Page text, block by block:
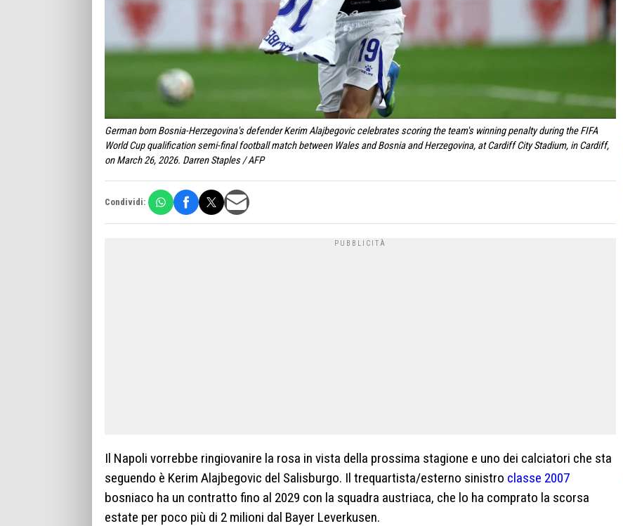
German born Bosnia-Herzegovina's defender Kerim Alajbegovic celebrates scoring the team's winning penalty during the FIFA
World Cup qualification semi-final football match between Wales and Bosnia and Herzegovina, at Cardiff City Stadium, in Cardiff,
on March 26, 2026. Darren Staples / AFP
Condividi:
Il Napoli vorrebbe ringiovanire la rosa in vista della prossima stagione e uno dei calciatori che sta
seguendo è Kerim Alajbegovic del Salisburgo. Il trequartista/esterno sinistro classe 2007
bosniaco ha un contratto fino al 2029 con la squadra austriaca, che lo ha comprato la scorsa
estate per poco più di 2 milioni dal Bayer Leverkusen.